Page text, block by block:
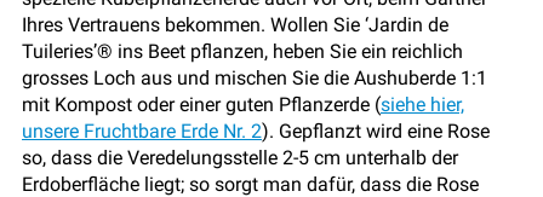
Ihres Vertrauens bekommen. Wollen Sie ‘Jardin de
Tuileries’® ins Beet pflanzen, heben Sie ein reichlich
grosses Loch aus und mischen Sie die Aushuberde 1:1
mit Kompost oder einer guten Pflanzerde (siehe hier,
unsere Fruchtbare Erde Nr. 2). Gepflanzt wird eine Rose
so, dass die Veredelungsstelle 2-5 cm unterhalb der
Erdoberfläche liegt; so sorgt man dafür, dass die Rose